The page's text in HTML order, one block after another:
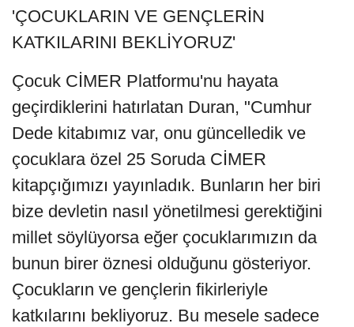
'ÇOCUKLARIN VE GENÇLERİN
KATKILARINI BEKLİYORUZ'
Çocuk CİMER Platformu'nu hayata
geçirdiklerini hatırlatan Duran, "Cumhur
Dede kitabımız var, onu güncelledik ve
çocuklara özel 25 Soruda CİMER
kitapçığımızı yayınladık. Bunların her biri
bize devletin nasıl yönetilmesi gerektiğini
millet söylüyorsa eğer çocuklarımızın da
bunun birer öznesi olduğunu gösteriyor.
Çocukların ve gençlerin fikirleriyle
katkılarını bekliyoruz. Bu mesele sadece